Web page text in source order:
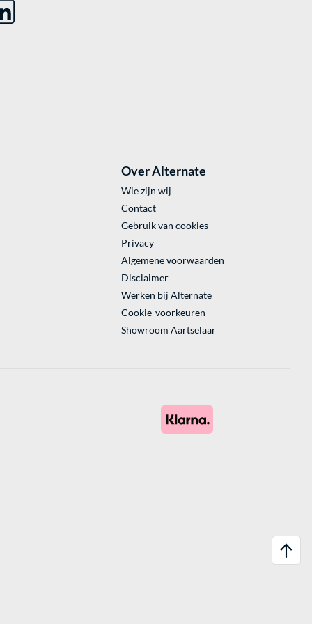
Over Alternate
Wie zijn wij
Contact
Gebruik van cookies
Privacy
Algemene voorwaarden
Disclaimer
Werken bij Alternate
Cookie-voorkeuren
Showroom Aartselaar